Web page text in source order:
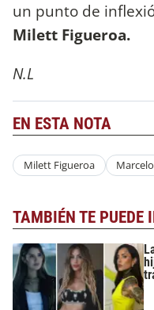
un punto de
Milett Figueroa.
N.L
EN ESTA NOTA
Milett Figueroa
TAMBIÉN TE PUEDE